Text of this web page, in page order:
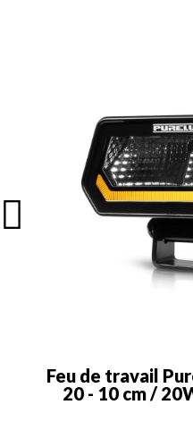
Feu de travail
20 - 10 cm /